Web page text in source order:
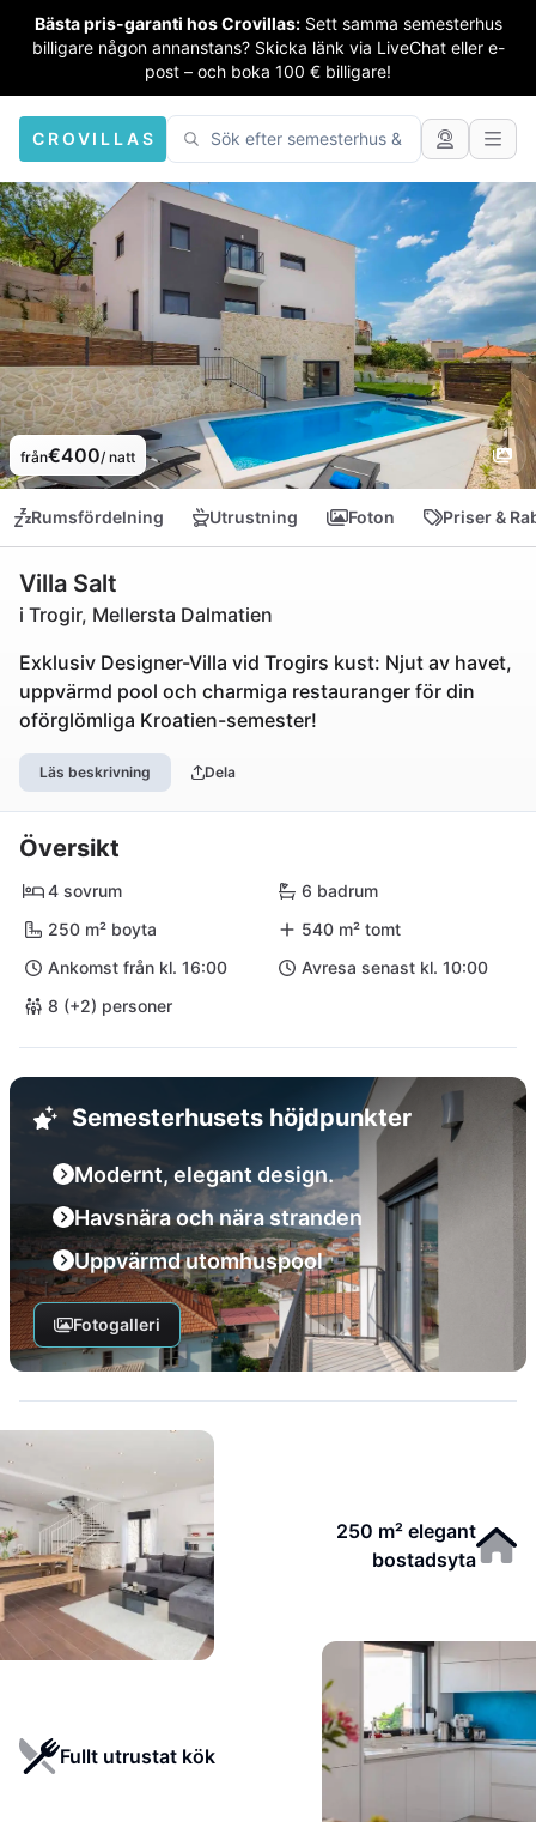
Bästa pris-garanti hos Crovillas: Sett samma semesterhus
billigare någon annanstans? Skicka länk via LiveChat eller e-
post – och boka 100 € billigare!
CROVILLAS
från€400/ natt
Rumsfördelning Utrustning Foton Priser &
Villa Salt
i Trogir, Mellersta Dalmatien
Exklusiv Designer-Villa vid Trogirs kust: Njut av havet,
uppvärmd pool och charmiga restauranger för din
oförglömliga Kroatien-semester!
Läs beskrivning Dela
Översikt
4 sovrum
6 badrum
250 m² boyta
540 m² tomt
Ankomst från kl. 16:00
Avresa senast kl. 10:00
8 (+2) personer
Semesterhusets höjdpunkter
Modernt, elegant design.
Havsnära och nära stranden
Uppvärmd utomhuspool
Fotogalleri
250 m² elegant
bostadsyta
Fullt utrustat kök